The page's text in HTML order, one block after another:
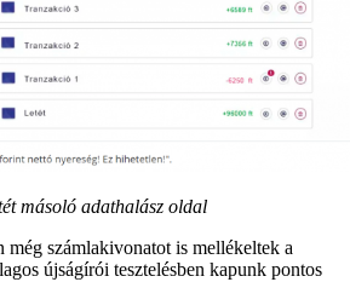
másoló adathalász oldal
még számlakivonatot is mellékeltek a
újságírói tesztelésben kapunk pontos